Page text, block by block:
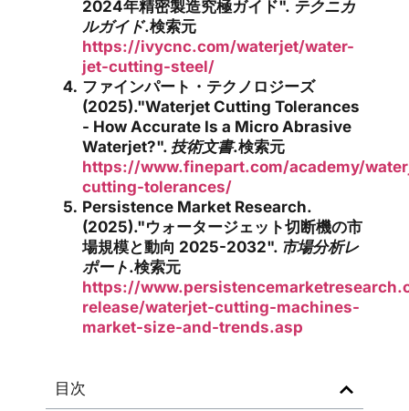
目次
2024年精密製造究極ガイド". テクニカ
ルガイド.検索元
https://ivycnc.com/waterjet/water-
jet-cutting-steel/
ファインパート・テクノロジーズ
(2025)."Waterjet Cutting Tolerances
- How Accurate Is a Micro Abrasive
Waterjet?". 技術文書.検索元
https://www.finepart.com/academy/
cutting-tolerances/
Persistence Market Research.
(2025)."ウォータージェット切断機の市
場規模と動向 2025-2032". 市場分析レ
ポート.検索元
https://
release/waterjet-cutting-machines-
market-size-and-trends.asp